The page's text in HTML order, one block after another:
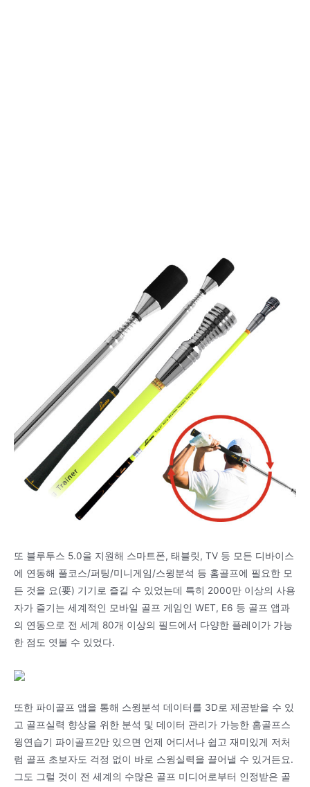
또 블루투스 5.0을 지원해 스마트폰, 태블릿, TV 등 모든 디바이스
에 연동해 풀코스/퍼팅/미니게임/스윙분석 등 홈골프에 필요한 모
든 것을 요(要) 기기로 즐길 수 있었는데 특히 2000만 이상의 사용
자가 즐기는 세계적인 모바일 골프 게임인 WET, E6 등 골프 앱과
의 연동으로 전 세계 80개 이상의 필드에서 다양한 플레이가 가능
한 점도 엿볼 수 있었다.
또한 파이골프 앱을 통해 스윙분석 데이터를 3D로 제공받을 수 있
고 골프실력 향상을 위한 분석 및 데이터 관리가 가능한 홈골프스
윙연습기 파이골프2만 있으면 언제 어디서나 쉽고 재미있게 저처
럼 골프 초보자도 걱정 없이 바로 스윙실력을 끌어낼 수 있거든요.
그도 그럴 것이 전 세계의 수많은 골프 미디어로부터 인정받은 골